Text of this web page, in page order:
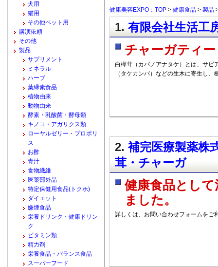
健康美容EXPO：TOP > 健康食品 > 製品
1. 有限会社生活工
チャーガティ
白樺茸（カバノアナタケ）とは、サビ
（タケカンバ）などの生木に寄生し、
2.補完医療製薬株
茸・チャーガ
健康食品とし
ました。
詳しくは、お問い合わせフォームをご
犬用
猫用
その他ペット用
講演依頼
その他
製品
サプリメント
ミネラル
ハーブ
葉緑素食品
植物由来
動物由来
酵素・乳酸菌・酵母類
キノコ・アガリクス類
ローヤルゼリー・プロポリ
ス
お酢
青汁
食物繊維
医薬部外品
特定保健用食品(トクホ)
ダイエット
嫌煙食品
栄養ドリンク・健康ドリン
ク
ビタミン類
精力剤
栄養食品・バランス食品
スーパーフード